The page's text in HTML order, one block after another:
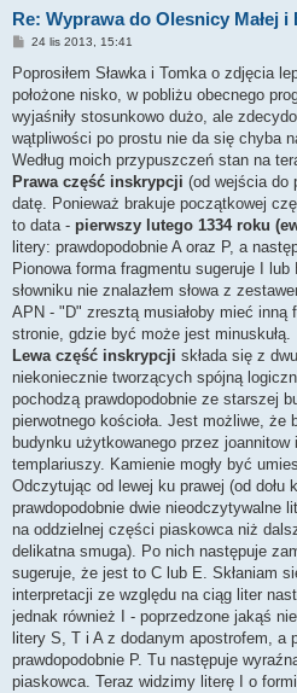
Re: Wyprawa do Olesnicy Małej i
P
s
24 lis 2013, 15:41
Poprosiłem Sławka i Tomka o zdjęcia
położone nisko, w pobliżu obecnego
wyjaśniły stosunkowo dużo, ale
wątpliwości po prostu nie da się chyba
Według moich przypuszczeń stan na
Prawa część inskrypcji (od wejścia do
datę. Ponieważ brakuje początkowej
to data - pierwszy lutego 1334 roku
litery: prawdopodobnie A oraz P, a
Pionowa forma fragmentu sugeruje I
słowniku nie znalazłem słowa z
APN - "D" zresztą musiałoby mieć inną
stronie, gdzie być może jest minuskułą.
Lewa część inskrypcji składa się z
niekoniecznie tworzących spójną
pochodzą prawdopodobnie ze starszej
pierwotnego kościoła. Jest możliwe, że
budynku użytkowanego przez
templariuszy. Kamienie mogły być
Odczytując od lewej ku prawej (od dołu
prawdopodobnie dwie nieodczytywalne
na oddzielnej części piaskowca niż
delikatna smuga). Po nich następuje
sugeruje, że jest to C lub E. Skłaniam
interpretacji ze względu na ciąg liter
jednak również I - poprzedzone jakąś
litery S, T i A z dodanym apostrofem, a
prawdopodobnie P. Tu następuje
piaskowca. Teraz widzimy literę I o